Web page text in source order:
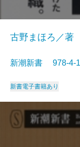
古野まほろ／著
新潮新書 978-4-
新書電子書籍あり